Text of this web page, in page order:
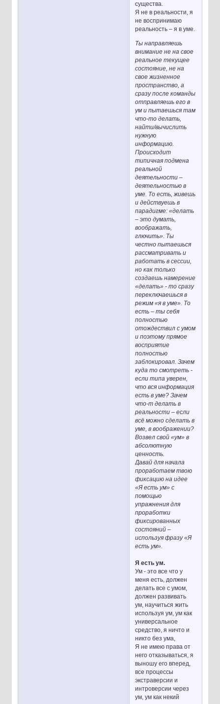
существа.
Я не в реальности, я
не воспринимаю
реальность – я в уме.
Ты направляешь
внимание не на свое
реальное текущее
состояние, не на
свое жизненное
пространство, а
сразу после команды
отправляешь его в
ум и пытаешься там
что-то делать,
найти/вычислить
нужную
информацию.
Происходит
типичная подмена
реальной
деятельности –
деятельностью в
уме. То есть, живешь
и действуешь в
парадигме: «делать
– это думать,
воображать,
глючить». Ты
честно пытаешься
рассматривать и
работать в сессии,
но как только
создаешь намерение
«делать» - то сразу
переключаешься в
режим «я в уме». То
есть – ты себя
полностью
отождествил с умом
и поэтому прямое
восприятие
полностью
заблокировал. Зачем
куда то смотреть -
если типа уверен,
что вся информация
есть в уме? Зачем
что-т делать в
реальности – если
всё можно сделать в
уме, в воображении?
Возвел свой «ум» в
абсолютную
ценность.
Давай для начала
проработаем твою
фиксацию на идее
«Я есть ум» с
помощью
упражнения для
проработки
фиксированных
состояний –
используя фразу «Я
есть ум».
Я есть ум.
Ум - это все что у
меня есть, должен
делать все с умом,
должен развивать
ум, научиться жить
используя ум, ум как
универсальное
средство, я ничто и
никто без ума,
Я не имею права от
него отказываться, я
выношу его вперед,
все процессы
экстраверсии и
интроверсии через
ум, ум как некий